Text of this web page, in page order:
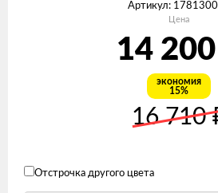
Артикул:
Цена
14 200
экономия
15%
16 710
Отстрочка другого цвета